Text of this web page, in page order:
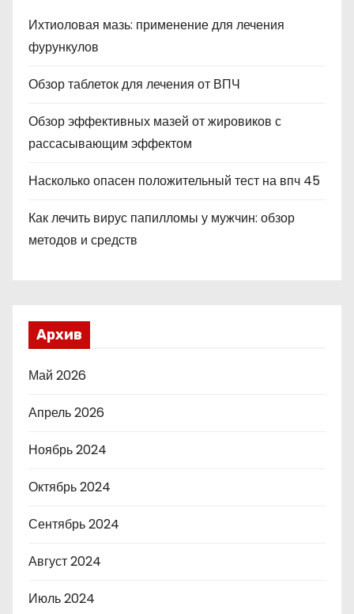
Ихтиоловая мазь: применение для лечения
фурункулов
Обзор таблеток для лечения от ВПЧ
Обзор эффективных мазей от жировиков с
рассасывающим эффектом
Насколько опасен положительный тест на впч 45
Как лечить вирус папилломы у мужчин: обзор
методов и средств
Архив
Май 2026
Апрель 2026
Ноябрь 2024
Октябрь 2024
Сентябрь 2024
Август 2024
Июль 2024